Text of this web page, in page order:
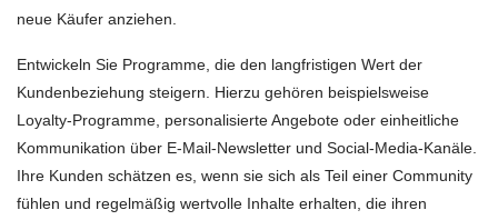
neue Käufer anziehen.
Entwickeln Sie Programme, die den langfristigen Wert der
Kundenbeziehung steigern. Hierzu gehören beispielsweise
Loyalty-Programme, personalisierte Angebote oder einheitliche
Kommunikation über E-Mail-Newsletter und Social-Media-Kanäle.
Ihre Kunden schätzen es, wenn sie sich als Teil einer Community
fühlen und regelmäßig wertvolle Inhalte erhalten, die ihren